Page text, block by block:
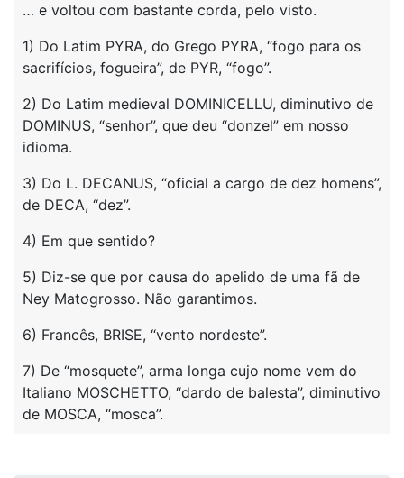
… e voltou com bastante corda, pelo visto.
1) Do Latim PYRA, do Grego PYRA, “fogo para os
sacrifícios, fogueira”, de PYR, “fogo”.
2) Do Latim medieval DOMINICELLU, diminutivo de
DOMINUS, “senhor”, que deu “donzel” em nosso
idioma.
3) Do L. DECANUS, “oficial a cargo de dez homens”,
de DECA, “dez”.
4) Em que sentido?
5) Diz-se que por causa do apelido de uma fã de
Ney Matogrosso. Não garantimos.
6) Francês, BRISE, “vento nordeste”.
7) De “mosquete”, arma longa cujo nome vem do
Italiano MOSCHETTO, “dardo de balesta”, diminutivo
de MOSCA, “mosca”.